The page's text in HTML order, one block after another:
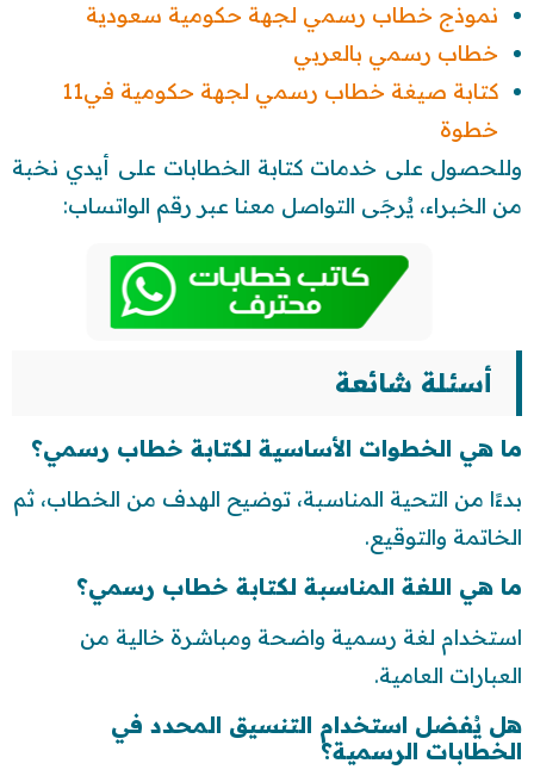
نموذج خطاب رسمي لجهة حكومية سعودية
خطاب رسمي بالعربي
كتابة صيغة خطاب رسمي لجهة حكومية في11
خطوة
وللحصول على خدمات كتابة الخطابات على أيدي نخبة
من الخبراء، يُرجَى التواصل معنا عبر رقم الواتساب:
أسئلة شائعة
ما هي الخطوات الأساسية لكتابة خطاب رسمي؟
بدءًا من التحية المناسبة، توضيح الهدف من الخطاب، ثم
الخاتمة والتوقيع.
ما هي اللغة المناسبة لكتابة خطاب رسمي؟
استخدام لغة رسمية واضحة ومباشرة خالية من
العبارات العامية.
هل يُفضل استخدام التنسيق المحدد في
الخطابات الرسمية؟